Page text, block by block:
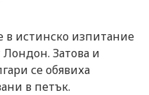
в истинско изпитание
Затова и
се обявиха
в петък.